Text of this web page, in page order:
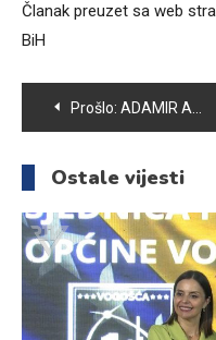
Članak preuzet sa web
BiH
Navigacija
članaka
Prošlo: ADAMIR ANE RAŠČIĆ SPREMAN ZA NOVE REKORDE U POWERLIFTINGU
Ostale vijesti